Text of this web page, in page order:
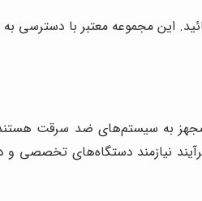
این مجموعه معتبر با دسترسی
مجهز به سیستم‌های ضد سرقت
نیازمند دستگاه‌های